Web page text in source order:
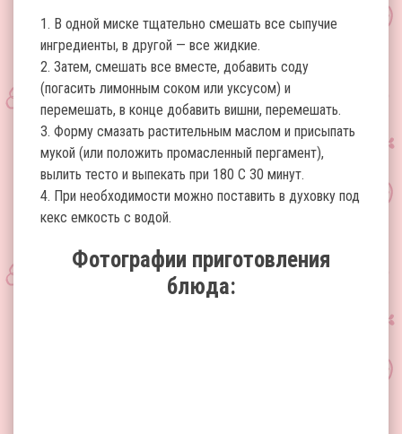
1. В одной миске тщательно смешать все сыпучие
ингредиенты, в другой — все жидкие.
2. Затем, смешать все вместе, добавить соду
(погасить лимонным соком или уксусом) и
перемешать, в конце добавить вишни, перемешать.
3. Форму смазать растительным маслом и присыпать
мукой (или положить промасленный пергамент),
вылить тесто и выпекать при 180 С 30 минут.
4. При необходимости можно поставить в духовку под
кекс емкость с водой.
Фотографии приготовления
блюда: